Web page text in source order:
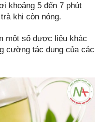
khoảng 5 đến 7 phút
khi còn nóng.
một số dược liệu khác
cường tác dụng của các